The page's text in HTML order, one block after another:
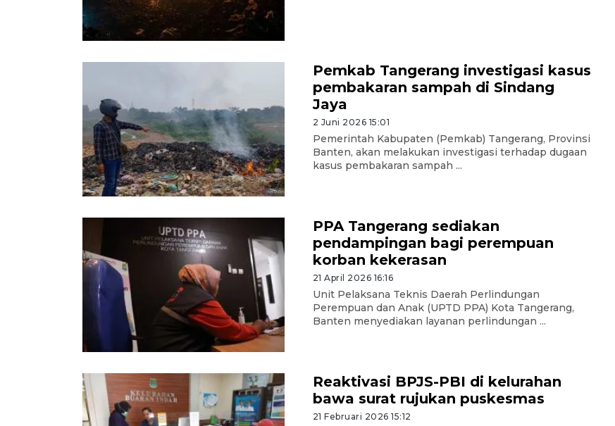
Pemkab Tangerang investigasi kasus
pembakaran sampah di Sindang
Jaya
2 Juni 2026 15:01
Pemerintah Kabupaten (Pemkab) Tangerang, Provinsi
Banten, akan melakukan investigasi terhadap dugaan
kasus pembakaran sampah ...
PPA Tangerang sediakan
pendampingan bagi perempuan
korban kekerasan
21 April 2026 16:16
Unit Pelaksana Teknis Daerah Perlindungan
Perempuan dan Anak (UPTD PPA) Kota Tangerang,
Banten menyediakan layanan perlindungan ...
Reaktivasi BPJS-PBI di kelurahan
bawa surat rujukan puskesmas
21 Februari 2026 15:12